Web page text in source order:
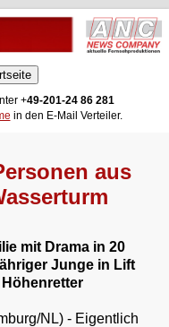
+49-201-24 86 281
in den E-Mail Verteiler.
aus
mit Drama in 20
Junge in Lift
NL) - Eigentlich